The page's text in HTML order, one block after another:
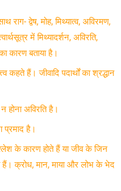
द्वेष, मोह, मिथ्यात्व, अविरमण,
में मिथ्यादर्शन, अविरति,
कारण बताया है।
कहते हैं। जीवादि पदार्थों का श्रद्धान
होना अविरति है।
प्रमाद है।
के कारण होते हैं या जीव के जिन
हैं। क्रोध, मान, माया और लोभ के भेद